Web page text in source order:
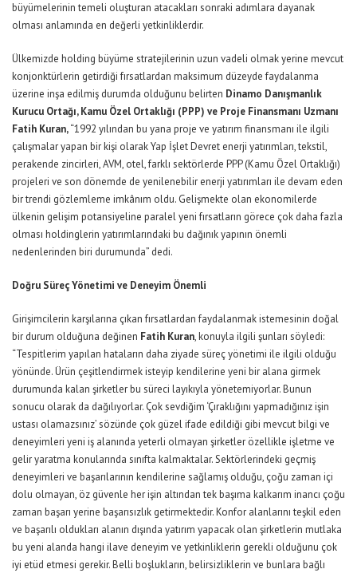
büyümelerinin temeli oluşturan atacakları sonraki adımlara dayanak
olması anlamında en değerli yetkinliklerdir.
Ülkemizde holding büyüme stratejilerinin uzun vadeli olmak yerine mevcut
konjonktürlerin getirdiği fırsatlardan maksimum düzeyde faydalanma
üzerine inşa edilmiş durumda olduğunu belirten Dinamo Danışmanlık
Kurucu Ortağı, Kamu Özel Ortaklığı (PPP) ve Proje Finansmanı Uzmanı
Fatih Kuran,“1992 yılından bu yana proje ve yatırım finansmanı ile ilgili
çalışmalar yapan bir kişi olarak Yap İşlet Devret enerji yatırımları, tekstil,
perakende zincirleri, AVM, otel, farklı sektörlerde PPP (Kamu Özel Ortaklığı)
projeleri ve son dönemde de yenilenebilir enerji yatırımları ile devam eden
bir trendi gözlemleme imkânım oldu. Gelişmekte olan ekonomilerde
ülkenin gelişim potansiyeline paralel yeni fırsatların görece çok daha fazla
olması holdinglerin yatırımlarındaki bu dağınık yapının önemli
nedenlerinden biri durumunda” dedi.
Doğru Süreç Yönetimi ve Deneyim Önemli
Girişimcilerin karşılarına çıkan fırsatlardan faydalanmak istemesinin doğal
bir durum olduğuna değinen Fatih Kuran, konuyla ilgili şunları söyledi:
“Tespitlerim yapılan hataların daha ziyade süreç yönetimi ile ilgili olduğu
yönünde. Ürün çeşitlendirmek isteyip kendilerine yeni bir alana girmek
durumunda kalan şirketler bu süreci layıkıyla yönetemiyorlar. Bunun
sonucu olarak da dağılıyorlar. Çok sevdiğim ‘Çıraklığını yapmadığınız işin
ustası olamazsınız’ sözünde çok güzel ifade edildiği gibi mevcut bilgi ve
deneyimleri yeni iş alanında yeterli olmayan şirketler özellikle işletme ve
gelir yaratma konularında sınıfta kalmaktalar. Sektörlerindeki geçmiş
deneyimleri ve başarılarının kendilerine sağlamış olduğu, çoğu zaman içi
dolu olmayan, öz güvenle her işin altından tek başıma kalkarım inancı çoğu
zaman başarı yerine başarısızlık getirmektedir. Konfor alanlarını teşkil eden
ve başarılı oldukları alanın dışında yatırım yapacak olan şirketlerin mutlaka
bu yeni alanda hangi ilave deneyim ve yetkinliklerin gerekli olduğunu çok
iyi etüd etmesi gerekir. Belli boşlukların, belirsizliklerin ve bunlara bağlı